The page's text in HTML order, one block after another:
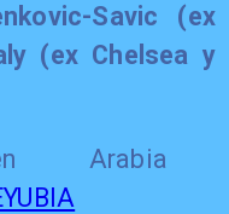
Savic (ex
(ex Chelsea y
Arabia